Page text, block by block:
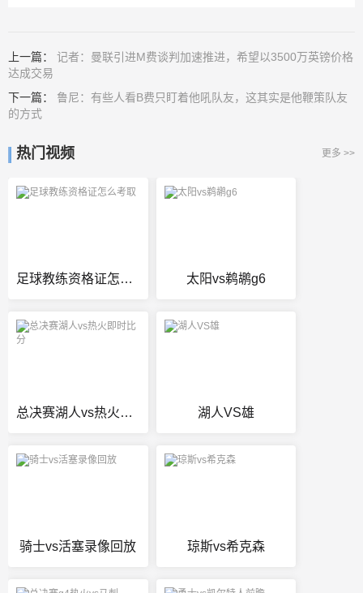
上一篇： 记者：曼联引进M费谈判加速推进，希望以3500万英镑价格
达成交易
下一篇： 鲁尼：有些人看B费只盯着他吼队友，这其实是他鞭策队友
的方式
热门视频 更多 >>
足球教练资格证怎么考取 太阳vs鹈鹕g6
总决赛湖人vs热火即时比分 湖人VS雄
骑士vs活塞录像回放 琼斯vs希克森